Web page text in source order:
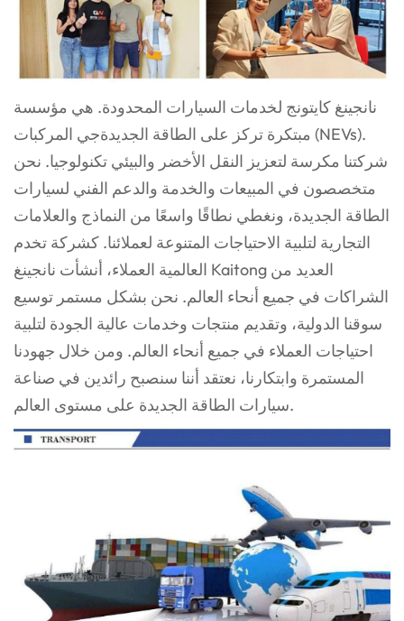
نانجينغ كايتونج لخدمات السيارات المحدودة. هي مؤسسة
مبتكرة تركز على الطاقة الجديدةجي المركبات (NEVs).
شركتنا مكرسة لتعزيز النقل الأخضر والبيئي تكنولوجيا. نحن
متخصصون في المبيعات والخدمة والدعم الفني لسيارات
الطاقة الجديدة، ونغطي نطاقًا واسعًا من النماذج والعلامات
التجارية لتلبية الاحتياجات المتنوعة لعملائنا. كشركة تخدم
العالمية العملاء، أنشأت نانجينغ Kaitong العديد من
الشراكات في جميع أنحاء العالم. نحن بشكل مستمر توسيع
سوقنا الدولية، وتقديم منتجات وخدمات عالية الجودة لتلبية
احتياجات العملاء في جميع أنحاء العالم. ومن خلال جهودنا
المستمرة وابتكارنا، نعتقد أننا سنصبح رائدين في صناعة
سيارات الطاقة الجديدة على مستوى العالم.